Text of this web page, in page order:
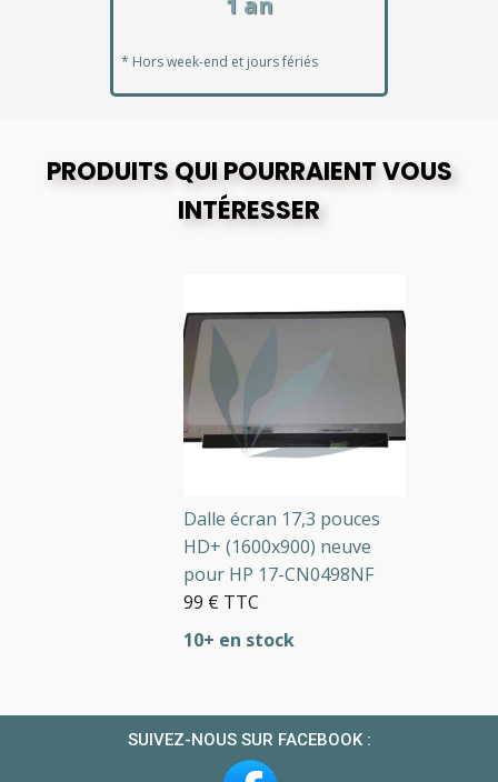
* Hors week-end et jours fériés
PRODUITS QUI POURRAIENT VOUS
INTÉRESSER
10+ en stock
Dalle écran 17,3 pouces
HD+ (1600x900) neuve
pour HP 17-CN0498NF
99 € TTC
SUIVEZ-NOUS SUR FACEBOOK :